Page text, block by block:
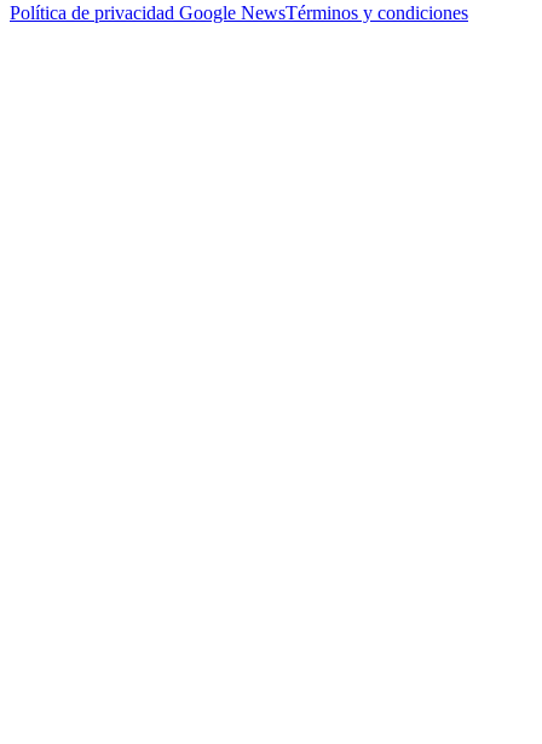
Política de privacidad Google NewsTérminos y condiciones